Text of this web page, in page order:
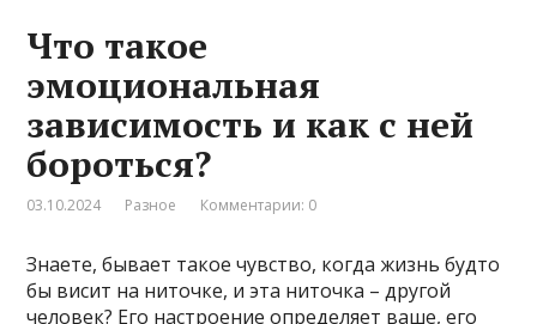
Что такое
эмоциональная
зависимость и как с ней
бороться?
03.10.2024 Разное Комментарии: 0
Знаете, бывает такое чувство, когда жизнь будто
бы висит на ниточке, и эта ниточка – другой
человек? Его настроение определяет ваше, его